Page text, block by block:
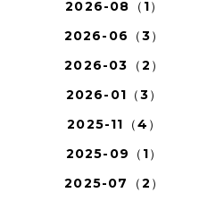
2026-08（1）
2026-06（3）
2026-03（2）
2026-01（3）
2025-11（4）
2025-09（1）
2025-07（2）